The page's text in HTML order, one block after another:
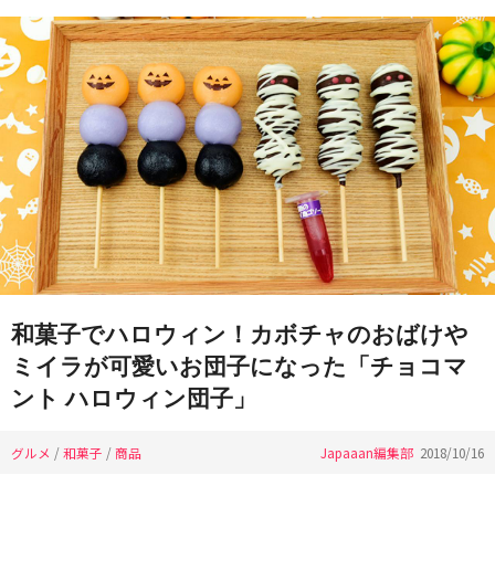
和菓子でハロウィン！カボチャのおばけや
ミイラが可愛いお団子になった「チョコマ
ント ハロウィン団子」
グルメ /和菓子 /商品 Japaaan編集部 2018/10/16